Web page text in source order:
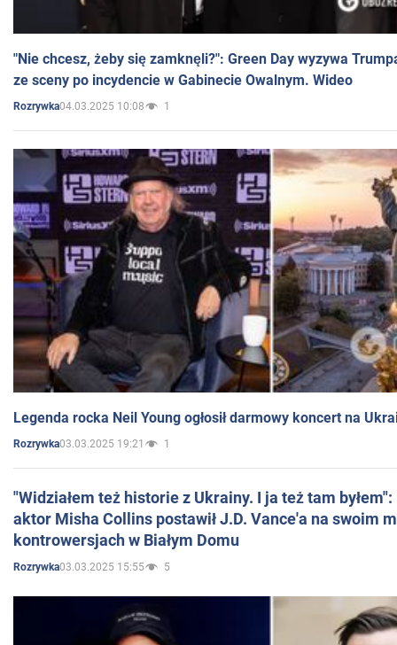
"Nie chcesz, żeby się zamknęli?": Green Day wyzywa
ze sceny po incydencie w Gabinecie Owalnym. Wideo
Rozrywka04.03.2025 10:08 1
Legenda rocka Neil Young ogłosił darmowy koncert na
Rozrywka03.03.2025 19:21 1
"Widziałem też historie z Ukrainy. I ja też tam
aktor Misha Collins postawił J.D. Vance'a na swoim
kontrowersjach w Białym Domu
Rozrywka03.03.2025 15:55 5